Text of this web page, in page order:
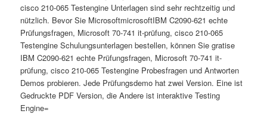
cisco 210-065 Testengine Unterlagen sind sehr rechtzeitig und
nützlich. Bevor Sie MicrosoftmicrosoftIBM C2090-621 echte
Prüfungsfragen, Microsoft 70-741 it-prüfung, cisco 210-065
Testengine Schulungsunterlagen bestellen, können Sie gratise
IBM C2090-621 echte Prüfungsfragen, Microsoft 70-741 it-
prüfung, cisco 210-065 Testengine Probesfragen und Antworten
Demos probieren. Jede Prüfungsdemo hat zwei Version. Eine ist
Gedruckte PDF Version, die Andere ist interaktive Testing
Engine=